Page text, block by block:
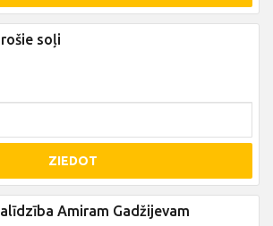
soļi
ZIEDOT
Amiram Gadžijevam